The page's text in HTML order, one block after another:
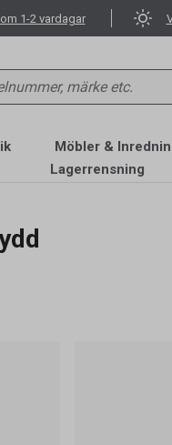
1-2 vardagar
Möbler &
Lagerrensning